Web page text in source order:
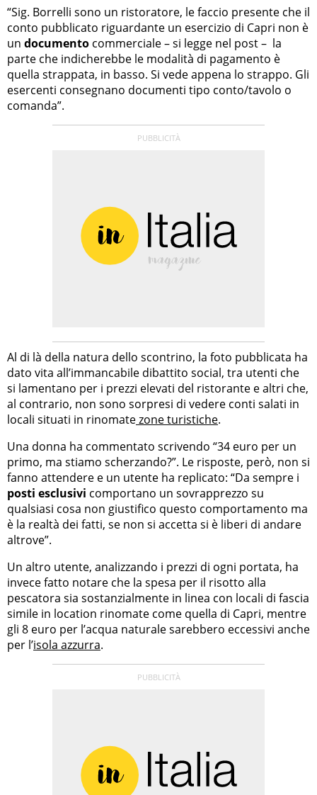
“Sig. Borrelli sono un ristoratore, le faccio presente che il
conto pubblicato riguardante un esercizio di Capri non è
un documento commerciale – si legge nel post – la
parte che indicherebbe le modalità di pagamento è
quella strappata, in basso. Si vede appena lo strappo. Gli
esercenti consegnano documenti tipo conto/tavolo o
comanda”.
Al di là della natura dello scontrino, la foto pubblicata ha
dato vita all’immancabile dibattito social, tra utenti che
si lamentano per i prezzi elevati del ristorante e altri che,
al contrario, non sono sorpresi di vedere conti salati in
locali situati in rinomatezone turistiche.
Una donna ha commentato scrivendo “34 euro per un
primo, ma stiamo scherzando?”. Le risposte, però, non si
fanno attendere e un utente ha replicato: “Da sempre i
posti esclusivi comportano un sovrapprezzo su
qualsiasi cosa non giustifico questo comportamento ma
è la realtà dei fatti, se non si accetta si è liberi di andare
altrove”.
Un altro utente, analizzando i prezzi di ogni portata, ha
invece fatto notare che la spesa per il risotto alla
pescatora sia sostanzialmente in linea con locali di fascia
simile in location rinomate come quella di Capri, mentre
gli 8 euro per l’acqua naturale sarebbero eccessivi anche
per l’isola azzurra.